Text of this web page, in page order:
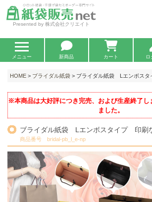
Presented by 株式会社クリエイト
メニュー 新商品 カート ロ
HOME > ブライダル紙袋 > ブライダル紙袋 Lエンボス
※本商品は大好評につき完売、および生産終了し
ました。
ブライダル紙袋 Lエンボスタイプ 印刷
商品番号 bridal-pb_l_e-np